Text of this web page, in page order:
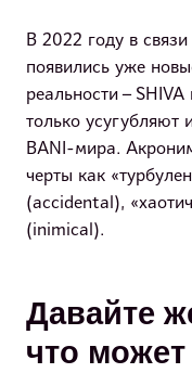
В 2022 году в
появились уже
реальности –
только усугубляют
BANI-мира.
черты как
(accidental),
(inimical).
Давайте
что может